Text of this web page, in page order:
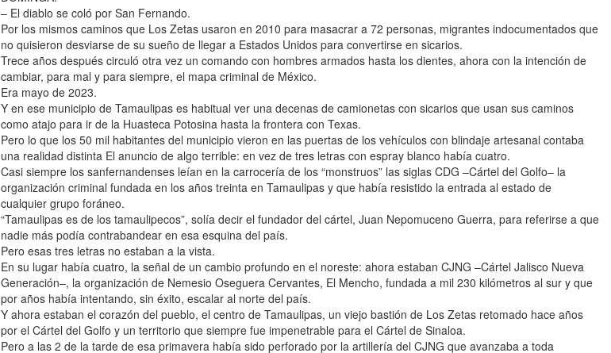
– El diablo se coló por San Fernando.
Por los mismos caminos que Los Zetas usaron en 2010 para masacrar a 72 personas, migrantes indocumentados que
no quisieron desviarse de su sueño de llegar a Estados Unidos para convertirse en sicarios.
Trece años después circuló otra vez un comando con hombres armados hasta los dientes, ahora con la intención de
cambiar, para mal y para siempre, el mapa criminal de México.
Era mayo de 2023.
Y en ese municipio de Tamaulipas es habitual ver una decenas de camionetas con sicarios que usan sus caminos
como atajo para ir de la Huasteca Potosina hasta la frontera con Texas.
Pero lo que los 50 mil habitantes del municipio vieron en las puertas de los vehículos con blindaje artesanal contaba
una realidad distinta El anuncio de algo terrible: en vez de tres letras con espray blanco había cuatro.
Casi siempre los sanfernandenses leían en la carrocería de los “monstruos” las siglas CDG –Cártel del Golfo– la
organización criminal fundada en los años treinta en Tamaulipas y que había resistido la entrada al estado de
cualquier grupo foráneo.
“Tamaulipas es de los tamaulipecos”, solía decir el fundador del cártel, Juan Nepomuceno Guerra, para referirse a que
nadie más podía contrabandear en esa esquina del país.
Pero esas tres letras no estaban a la vista.
En su lugar había cuatro, la señal de un cambio profundo en el noreste: ahora estaban CJNG –Cártel Jalisco Nueva
Generación–, la organización de Nemesio Oseguera Cervantes, El Mencho, fundada a mil 230 kilómetros al sur y que
por años había intentando, sin éxito, escalar al norte del país.
Y ahora estaban el corazón del pueblo, el centro de Tamaulipas, un viejo bastión de Los Zetas retomado hace años
por el Cártel del Golfo y un territorio que siempre fue impenetrable para el Cártel de Sinaloa.
Pero a las 2 de la tarde de esa primavera había sido perforado por la artillería del CJNG que avanzaba a toda